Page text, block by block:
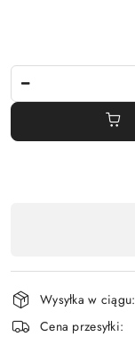
płatność
i
dostawa
Wysyłka w ciągu:
Cena przesyłki: